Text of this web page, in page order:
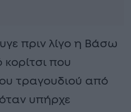
πριν λίγο η Βάσω
που
τραγουδιού από
υπήρχε